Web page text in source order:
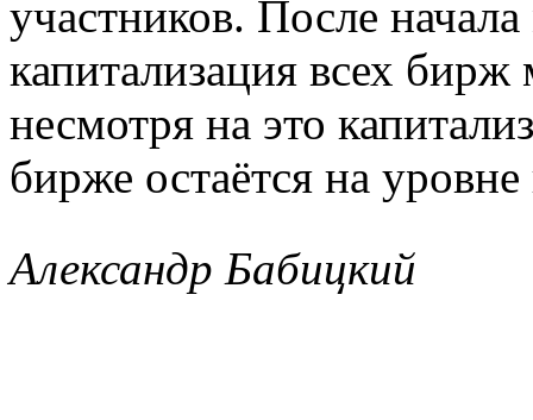
участников. После
капитализация всех
несмотря на это
бирже остаётся на
Александр Бабицкий